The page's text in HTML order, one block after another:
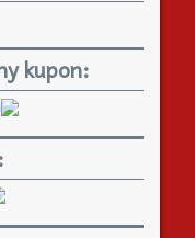
kupon: